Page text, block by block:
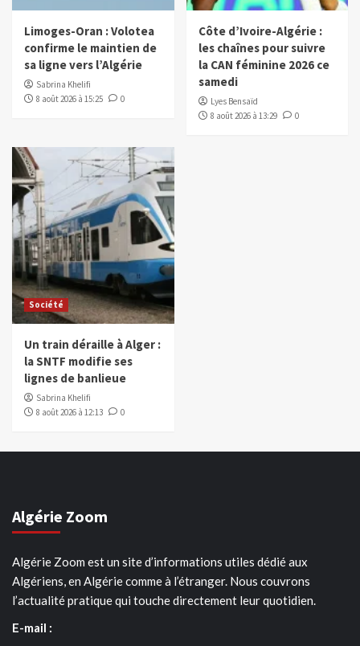
Limoges-Oran : Volotea
confirme le maintien de
sa ligne vers l’Algérie
Sabrina Khelifi
8 août 2026 à 15:25
0
Côte d’Ivoire-Algérie :
les chaînes pour suivre
la CAN féminine 2026 ce
samedi
Lyes Bensaïd
8 août 2026 à 13:29
0
Société
Un train déraille à Alger :
la SNTF modifie ses
lignes de banlieue
Sabrina Khelifi
8 août 2026 à 12:13
0
Algérie Zoom
Algérie Zoom est un site d’informations utiles dédié aux
Algériens, en Algérie comme à l’étranger. Nous couvrons
l’actualité pratique qui touche directement leur quotidien.
E-mail :